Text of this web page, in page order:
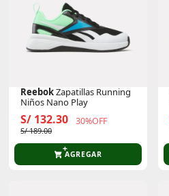
ReebokZapatillas Running
Niños Nano Play
S/ 132.30 30%OFF
S/ 189.00
AGREGAR